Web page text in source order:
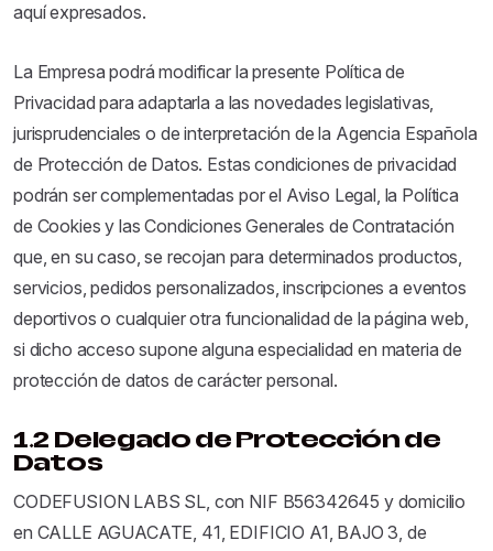
aquí expresados.
La Empresa podrá modificar la presente Política de
Privacidad para adaptarla a las novedades legislativas,
jurisprudenciales o de interpretación de la Agencia Española
de Protección de Datos. Estas condiciones de privacidad
podrán ser complementadas por el Aviso Legal, la Política
de Cookies y las Condiciones Generales de Contratación
que, en su caso, se recojan para determinados productos,
servicios, pedidos personalizados, inscripciones a eventos
deportivos o cualquier otra funcionalidad de la página web,
si dicho acceso supone alguna especialidad en materia de
protección de datos de carácter personal.
1.2 Delegado de Protección de
Datos
CODEFUSION LABS SL, con NIF B56342645 y domicilio
en CALLE AGUACATE, 41, EDIFICIO A1, BAJO 3, de